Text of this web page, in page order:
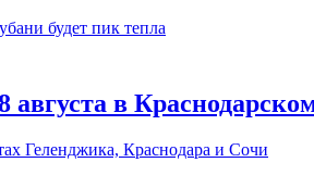
августа в